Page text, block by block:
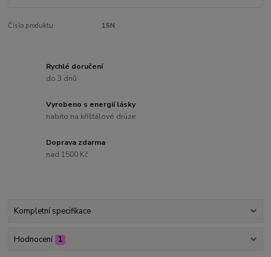
Číslo produktu: 15N
Rychlé doručení
do 3 dnů
Vyrobeno s energií lásky
nabito na kříšťálové drúze
Doprava zdarma
nad 1500 Kč
Kompletní specifikace
Hodnocení 1